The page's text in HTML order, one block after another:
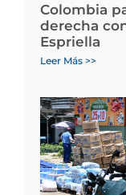
Colombia
derecha
Espriella
Leer Más >>